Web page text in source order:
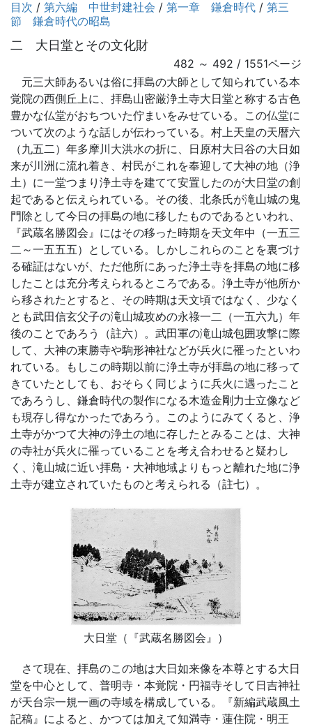
目次 / 第六編 中世封建社会 / 第一章 鎌倉時代 / 第三
節 鎌倉時代の昭島
二 大日堂とその文化財
482 ～ 492 / 1551ページ
元三大師あるいは俗に拝島の大師として知られている本
覚院の西側丘上に、拝島山密厳浄土寺大日堂と称する古色
豊かな仏堂がおちついた佇まいをみせている。この仏堂に
ついて次のような話しが伝わっている。村上天皇の天暦六
（九五二）年多摩川大洪水の折に、日原村大日谷の大日如
来が川洲に流れ着き、村民がこれを奉迎して大神の地（浄
土）に一堂つまり浄土寺を建てて安置したのが大日堂の創
起であると伝えられている。その後、北条氏が滝山城の鬼
門除として今日の拝島の地に移したものであるといわれ、
『武蔵名勝図会』にはその移った時期を天文年中（一五三
二～一五五五）としている。しかしこれらのことを裏づけ
る確証はないが、ただ他所にあった浄土寺を拝島の地に移
したことは充分考えられるところである。浄土寺が他所か
ら移されたとすると、その時期は天文頃ではなく、少なく
とも武田信玄父子の滝山城攻めの永祿一二（一五六九）年
後のことであろう（註六）。武田軍の滝山城包囲攻撃に際
して、大神の東勝寺や駒形神社などが兵火に罹ったといわ
れている。もしこの時期以前に浄土寺が拝島の地に移って
きていたとしても、おそらく同じように兵火に遇ったこと
であろうし、鎌倉時代の製作になる木造金剛力士立像など
も現存し得なかったであろう。このようにみてくると、浄
土寺がかつて大神の浄土の地に存したとみることは、大神
の寺社が兵火に罹っていることを考え合わせると疑わし
く、滝山城に近い拝島・大神地域よりもっと離れた地に浄
土寺が建立されていたものと考えられる（註七）。
大日堂（『武蔵名勝図会』）
さて現在、拝島のこの地は大日如来像を本尊とする大日
堂を中心として、普明寺・本覚院・円福寺そして日吉神社
が天台宗一規一画の寺域を構成している。『新編武蔵風土
記稿』によると、かつては加えて知満寺・蓮住院・明王